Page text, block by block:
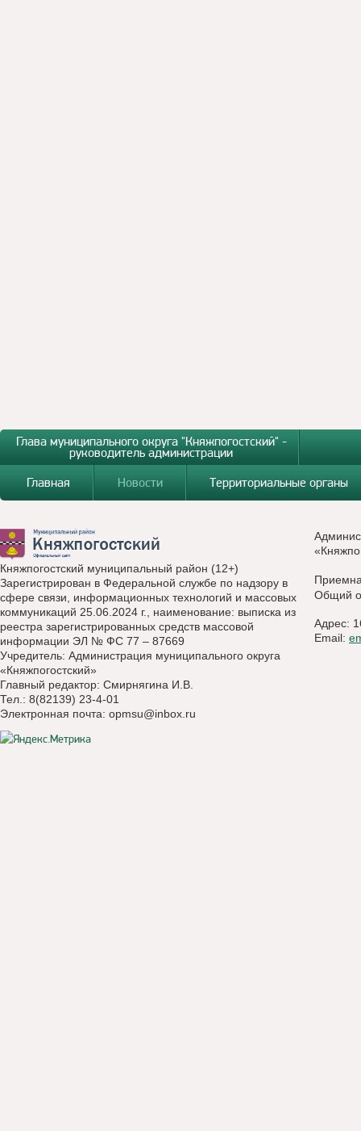
Глава муниципального округа "Княжпогостский" -
руководитель администрации
Главная
Новости Территориальные органы
Княжпогостский муниципальный район (12+)
Зарегистрирован в Федеральной службе по надзору в
сфере связи, информационных технологий и массовых
коммуникаций 25.06.2024 г., наименование: выписка из
реестра зарегистрированных средств массовой
информации ЭЛ № ФС 77 – 87669
Учредитель: Администрация муниципального округа
«Княжпогостский»
Главный редактор: Смирнягина И.В.
Тел.: 8(82139) 23-4-01
Электронная почта: opmsu@inbox.ru
Общий
Адрес:
Email: